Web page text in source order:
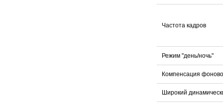
Частота кадров
Режим "день/ночь"
Компенсация
Широкий